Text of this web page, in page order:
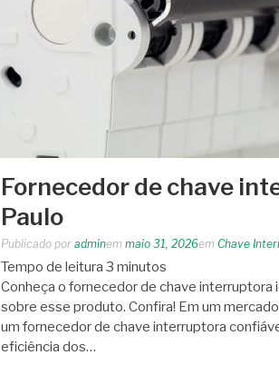
Fornecedor de chave
Paulo
Publicado por adminem maio 31, 2026em Chave
Tempo de leitura 3 minutos
Conheça o fornecedor de chave interruptora
sobre esse produto. Confira! Em um
um fornecedor de chave interruptora
eficiência dos…